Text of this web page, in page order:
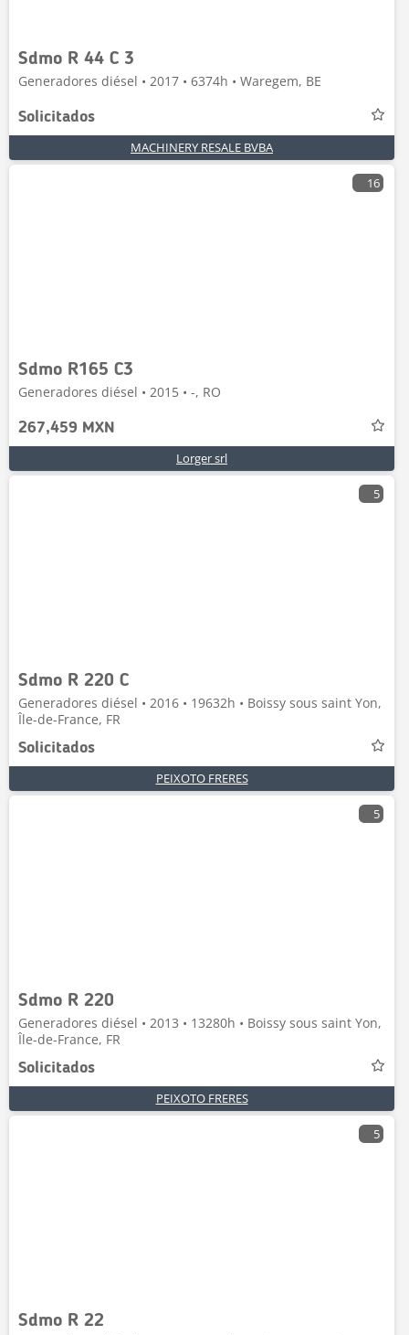
Sdmo R 44 C 3
Generadores diésel • 2017 • 6374h • Waregem, BE
Solicitados
MACHINERY RESALE BVBA
16
Sdmo R165 C3
Generadores diésel • 2015 • -, RO
267,459 MXN
Lorger srl
5
Sdmo R 220 C
Generadores diésel • 2016 • 19632h • Boissy sous saint Yon,
Île-de-France, FR
Solicitados
PEIXOTO FRERES
5
Sdmo R 220
Generadores diésel • 2013 • 13280h • Boissy sous saint Yon,
Île-de-France, FR
Solicitados
PEIXOTO FRERES
5
Sdmo R 22